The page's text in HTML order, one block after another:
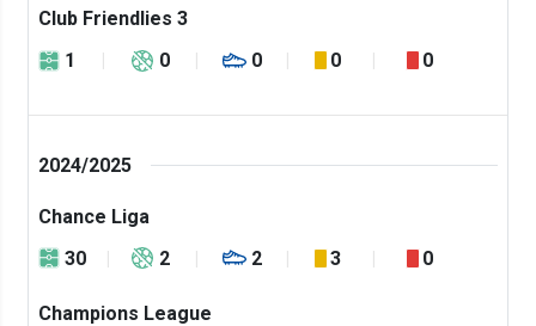
Club Friendlies 3
1
0 0 0 0
2024/2025
Chance Liga
30
2 2 3 0
Champions League